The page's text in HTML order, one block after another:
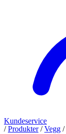
Kundeservice
/ Produkter / Vegg /